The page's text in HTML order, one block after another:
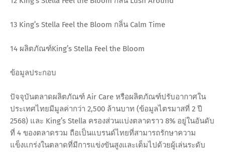
13 King’s Stella Feel the Bloom กลิ่น Calm Time
14 ผลิตภัณฑ์​King’s Stella Feel the Bloom
ข้อมูลประกอบ
ปัจจุบันตลาดผลิตภัณฑ์ Air Care หรือผลิตภัณฑ์ปรับอากาศใน
ประเทศไทยมีมูลค่ากว่า 2,500 ล้านบาท (ข้อมูลไตรมาสที่ 2 ปี
2568) และ King’s Stella ครองส่วนแบ่งตลาดราว 8% อยู่ในอันดับ
ที่ 4 ของตลาดรวม ถือเป็นแบรนด์ไทยที่สามารถรักษาความ
แข็งแกร่งในตลาดที่มีการแข่งขันสูงและเต็มไปด้วยผู้เล่นระดับ